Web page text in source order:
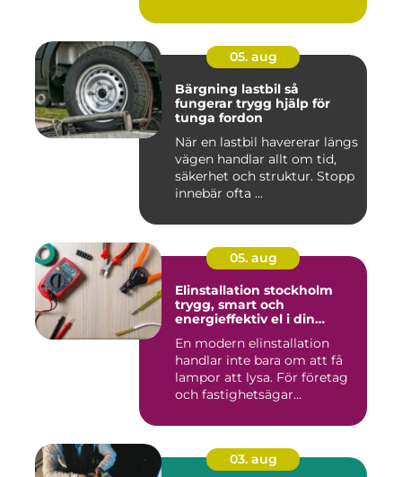
05. aug
Bärgning lastbil så
fungerar trygg hjälp för
tunga fordon
När en lastbil havererar längs
vägen handlar allt om tid,
säkerhet och struktur. Stopp
innebär ofta ...
05. aug
Elinstallation stockholm
trygg, smart och
energieffektiv el i din
En modern elinstallation
handlar inte bara om att få
lampor att lysa. För företag
och fastighetsägar...
03. aug